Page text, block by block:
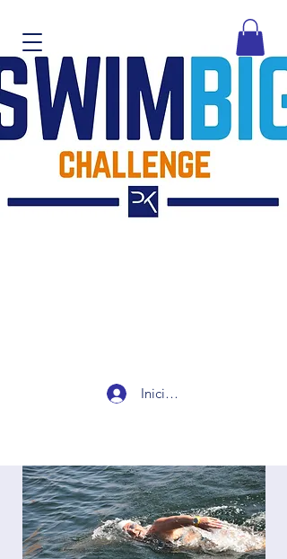
Iniciar sesión